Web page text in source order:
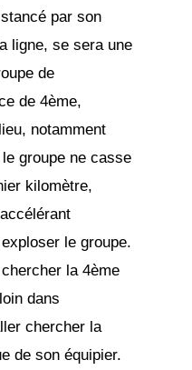
par son
ligne, se sera une
de
de 4ème,
notamment
groupe ne casse
kilomètre,
le groupe.
la 4ème
dans
chercher la
de son équipier.